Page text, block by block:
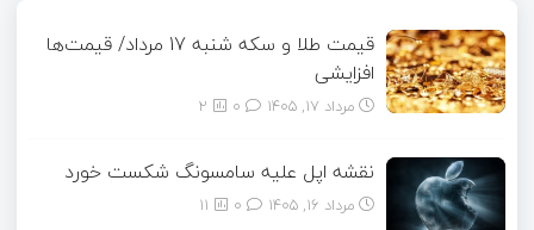
قیمت طلا و سکه شنبه 17 مرداد/ قیمت‌ها
افزایشی
مرداد ۱۷, ۱۴۰۵ 2
نقشه اپل علیه سامسونگ شکست خورد
مرداد ۱۶, ۱۴۰۵ 11